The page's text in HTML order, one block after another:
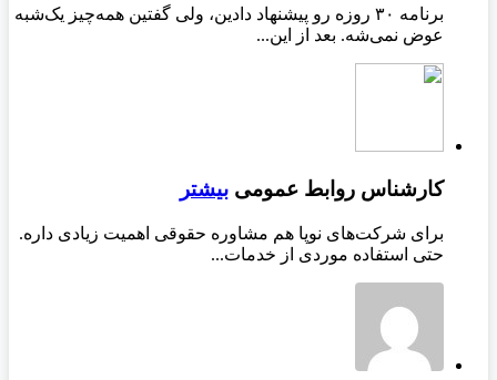
برنامه ۳۰ روزه رو پیشنهاد دادین، ولی گفتین همه‌چیز یک‌شبه
عوض نمی‌شه. بعد از این...
کارشناس روابط عمومی بیشتر
برای شرکت‌های نوپا هم مشاوره حقوقی اهمیت زیادی داره.
حتی استفاده موردی از خدمات...